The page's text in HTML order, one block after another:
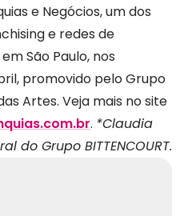
e Negócios, um dos
e redes de
São Paulo, nos
promovido pelo Grupo
Artes. Veja mais no site
. *Claudia
do Grupo BITTENCOURT.